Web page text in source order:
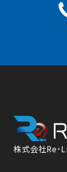
株式会社Re･